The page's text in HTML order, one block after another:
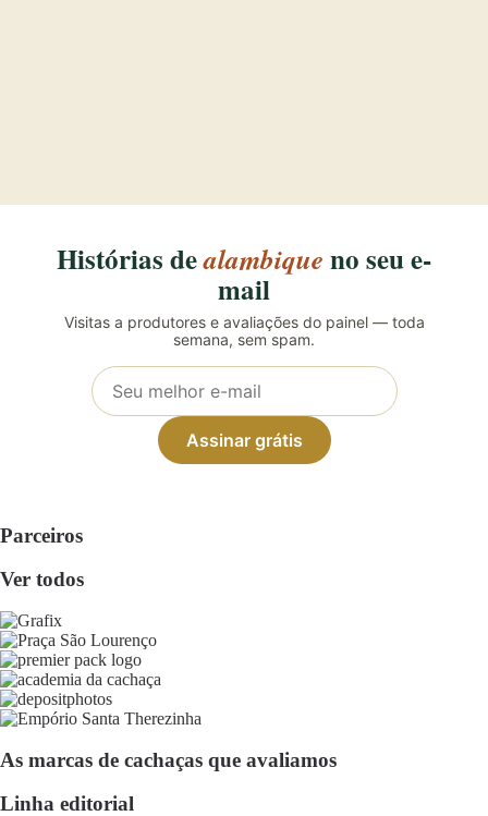
Histórias dealambique no seu e-
mail
Visitas a produtores e avaliações do painel — toda
semana, sem spam.
Assinar grátis
Parceiros
Ver todos
As marcas de cachaças que avaliamos
Linha editorial